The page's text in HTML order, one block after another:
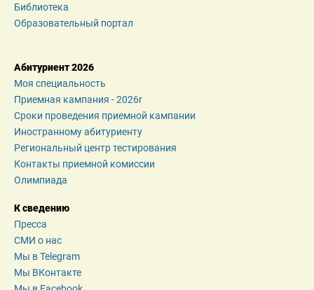
Библиотека
Образовательный портал
Абитуриент 2026
Моя специальность
Приемная кампания - 2026r
Сроки проведения приемной кампании
Иностранному абитуриенту
Региональный центр тестирования
Контакты приемной комиссии
Олимпиада
К сведению
Пресса
СМИ о нас
Мы в Telegram
Мы ВКонтакте